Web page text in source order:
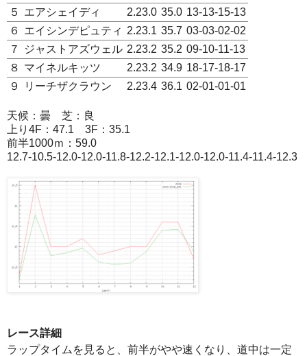
５
エアシェイディ 2.23.0 35.0 13-13-15-13
６
エイシンデピュティ 2.23.1 35.7 03-03-02-02
７
ジャストアズウェル 2.23.2 35.2 09-10-11-13
８ マイネルキッツ 2.23.2 34.9 18-17-18-17
９
リーチザクラウン 2.23.4 36.1 02-01-01-01
天候：曇 芝：良
上り4F：47.1 3F：35.1
前半1000ｍ：59.0
12.7-10.5-12.0-12.0-11.8-12.2-12.1-12.0-12.0-11.4-11.4-12.3
レース詳細
ラップタイムを見ると、前半がやや速くなり、道中は一定